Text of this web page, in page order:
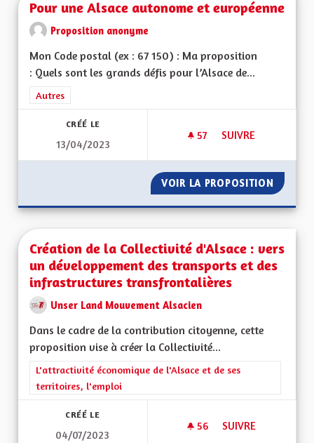
Pour une Alsace autonome et européenne
Proposition anonyme
Mon Code postal (ex : 67 150) : Ma proposition
: Quels sont les grands défis pour l’Alsace de...
Filtrer les résultats de la catégorie : Autres
Autres
CRÉÉ LE
13/04/2023
57 57 ABONNÉS
SUIVRE
VOIR LA PROPOSITION POUR
Création de la Collectivité d'Alsace : vers
un développement des transports et des
infrastructures transfrontalières
Unser Land Mouvement Alsacien
Dans le cadre de la contribution citoyenne, cette
proposition vise à créer la Collectivité...
Filtrer les résultats de la catégorie : L'attractivité
L'attractivité économique de l'Alsace et de ses
territoires, l'emploi
CRÉÉ LE
04/07/2023
56 56 ABONNÉS
SUIVRE